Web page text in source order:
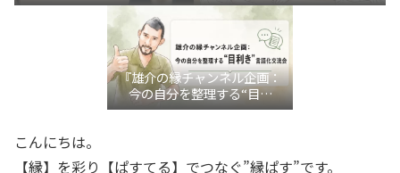
『雄介の縁チャンネル企画：
今の自分を整理する“目利
き”言語化交流会』
こんにちは。
【縁】を彩り【ぱすてる】でつなぐ”縁ぱす”です。